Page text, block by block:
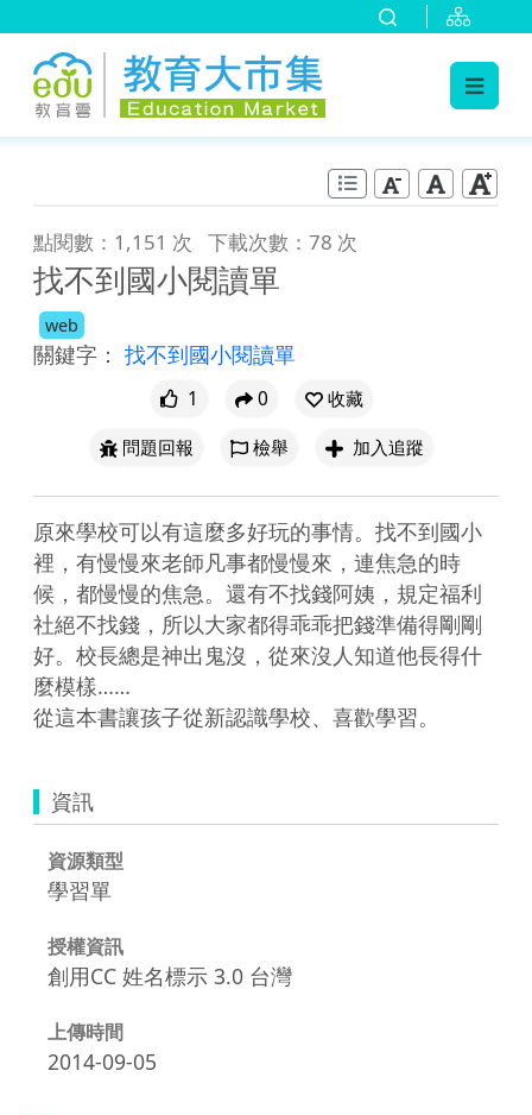
點閱數：1,151 次 下載次數：78 次
找不到國小閱讀單
web
關鍵字： 找不到國小閱讀單
1 0
收藏
問題回報
檢舉 加入追蹤
原來學校可以有這麼多好玩的事情。找不到國小
裡，有慢慢來老師凡事都慢慢來，連焦急的時
候，都慢慢的焦急。還有不找錢阿姨，規定福利
社絕不找錢，所以大家都得乖乖把錢準備得剛剛
好。校長總是神出鬼沒，從來沒人知道他長得什
麼模樣……
資訊
資源類型
學習單
授權資訊
創用CC 姓名標示 3.0 台灣
上傳時間
2014-09-05